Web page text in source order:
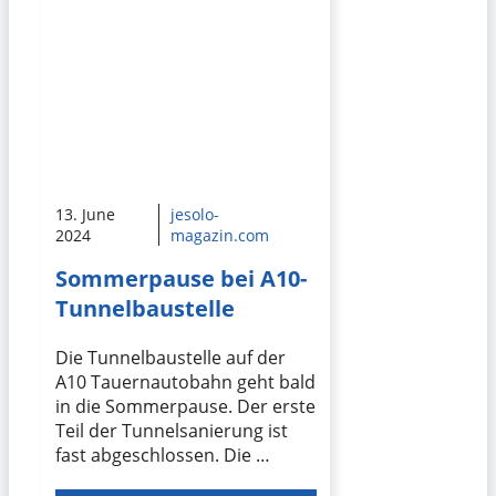
13. June
2024
jesolo-
magazin.com
Sommerpause bei A10-
Tunnelbaustelle
Die Tunnelbaustelle auf der
A10 Tauernautobahn geht bald
in die Sommerpause. Der erste
Teil der Tunnelsanierung ist
fast abgeschlossen. Die …